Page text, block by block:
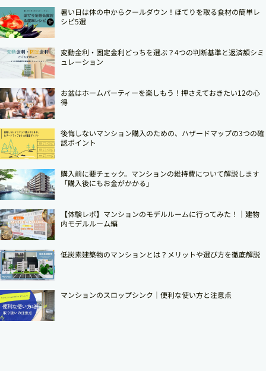
暑い日は体の中からクールダウン！ほてりを取る食材の簡単レ
シピ5選
変動金利・固定金利どっちを選ぶ？4つの判断基準と返済額シミ
ュレーション
お盆はホームパーティーを楽しもう！押さえておきたい12の心
得
後悔しないマンション購入のための、ハザードマップの3つの確
認ポイント
購入前に要チェック。マンションの維持費について解説します
「購入後にもお金がかかる」
【体験レポ】マンションのモデルルームに行ってみた！｜建物
内モデルルーム編
低炭素建築物のマンションとは？メリットや選び方を徹底解説
マンションのスロップシンク│便利な使い方と注意点